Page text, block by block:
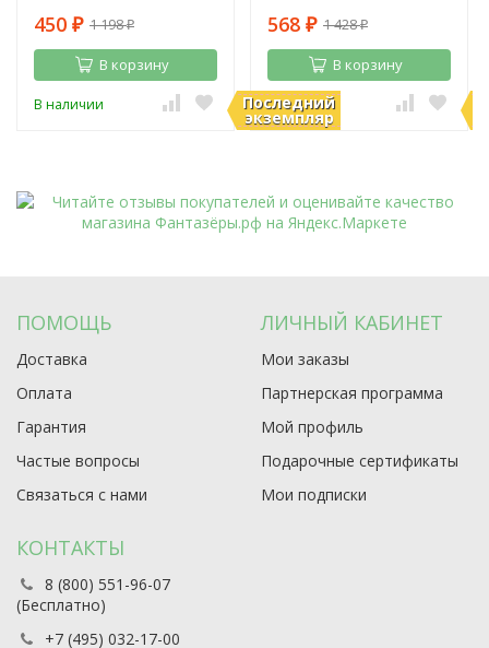
450 ₽ 1 198₽
В корзину
В наличии Последний
экземпляр
568 ₽ 1 428₽
В корзину
В наличии
ПОМОЩЬ
Доставка
Оплата
Гарантия
Частые вопросы
Связаться с нами
ЛИЧНЫЙ КАБИНЕТ
Мои заказы
Партнерская программа
Мой профиль
Подарочные сертификаты
Мои подписки
КОНТАКТЫ
8 (800) 551-96-07
(Бесплатно)
+7 (495) 032-17-00